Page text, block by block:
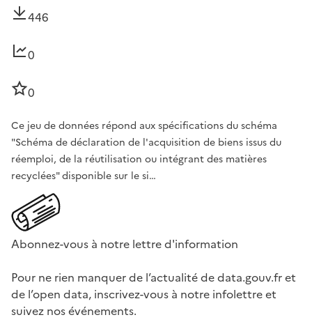
446
0
0
Ce jeu de données répond aux spécifications du schéma
"Schéma de déclaration de l'acquisition de biens issus du
réemploi, de la réutilisation ou intégrant des matières
recyclées" disponible sur le si…
Abonnez-vous à notre lettre d'information
Pour ne rien manquer de l’actualité de data.gouv.fr et
de l’open data, inscrivez-vous à notre infolettre et
suivez nos événements.